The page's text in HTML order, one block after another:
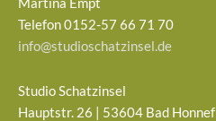
Martina Empt
Telefon 0152-57 66 71 70
info@studioschatzinsel.de
Studio Schatzinsel
Hauptstr. 26 | 53604 Bad Honnef